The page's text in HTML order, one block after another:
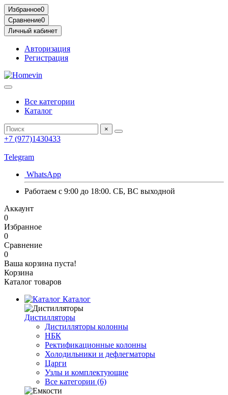
Избранное0
Сравнение0
Личный кабинет
Авторизация
Регистрация
Все категории
Каталог
×
+7 (977)1430433
Telegram
WhatsApp
Работаем с 9:00 до 18:00. СБ, ВС выходной
Аккаунт
0
Избранное
0
Сравнение
0
Ваша корзина пуста!
Корзина
Каталог товаров
Каталог
Дистилляторы
Дистилляторы колонны
НБК
Ректификационные колонны
Холодильники и дефлегматоры
Царги
Узлы и комплектующие
Все категории (6)